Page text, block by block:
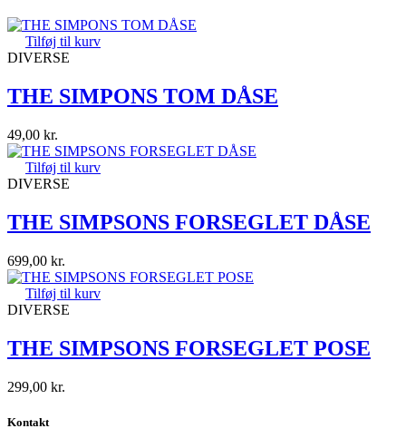
Tilføj til kurv
DIVERSE
THE SIMPONS TOM DÅSE
49,00 kr.
Tilføj til kurv
DIVERSE
THE SIMPSONS FORSEGLET DÅSE
699,00 kr.
Tilføj til kurv
DIVERSE
THE SIMPSONS FORSEGLET POSE
299,00 kr.
Kontakt